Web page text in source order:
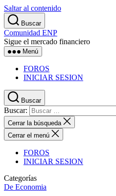
Saltar al contenido
Buscar
Comunidad ENP
Sigue el mercado financiero
Menú
FOROS
INICIAR SESION
Buscar
Buscar:
Cerrar la búsqueda
Cerrar el menú
FOROS
INICIAR SESION
Categorías
De Economia